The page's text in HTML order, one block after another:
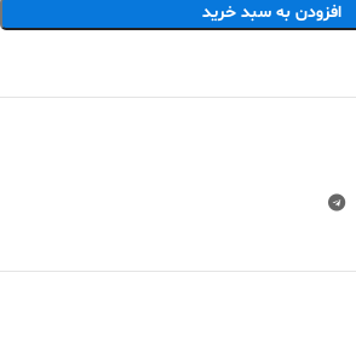
افزودن به سبد خرید